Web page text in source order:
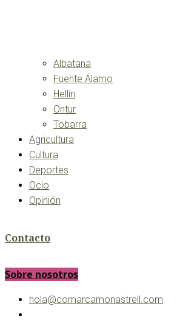
Albatana
Fuente Álamo
Hellín
Ontur
Tobarra
Agricultura
Cultura
Deportes
Ocio
Opinión
Contacto
Sobre nosotros
hola@comarcamonastrell.com